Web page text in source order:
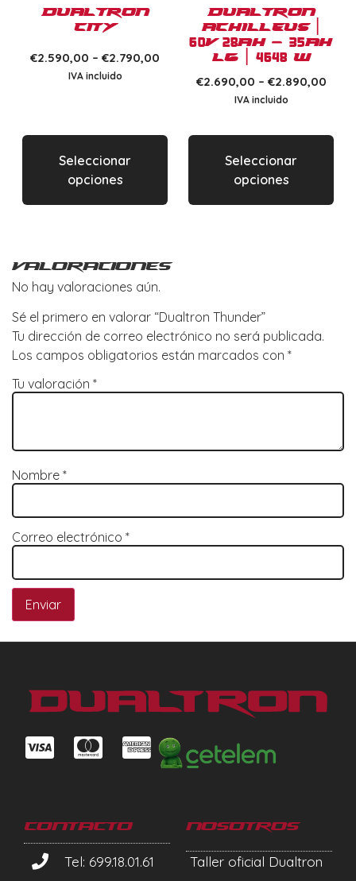
Dualtron
City
€2.590,00 – €2.790,00
IVA incluido
Seleccionar
opciones
Dualtron
Achilleus |
60V 28Ah – 35Ah
LG | 4648 W
€2.690,00 – €2.890,00
IVA incluido
Seleccionar
opciones
Valoraciones
No hay valoraciones aún.
Sé el primero en valorar “Dualtron Thunder”
Tu dirección de correo electrónico no será publicada.
Los campos obligatorios están marcados con *
Tu valoración *
Nombre *
Correo electrónico *
Contacto
Tel: 699.18.01.61
Nosotros
Taller oficial Dualtron